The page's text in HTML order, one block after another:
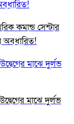
কমান্ড সেন্টার
অবধারিত!
মাঝে দুর্লভ